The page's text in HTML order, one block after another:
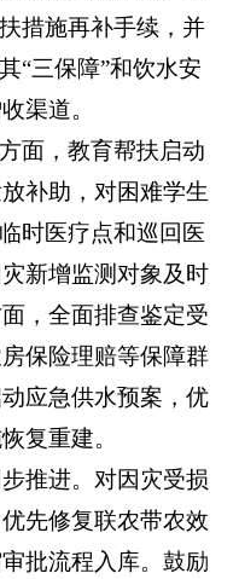
措施再补手续，并
“三保障”和饮水安
渠道。
面，教育帮扶启动
补助，对困难学生
时医疗点和巡回医
新增监测对象及时
，全面排查鉴定受
保险理赔等保障群
应急供水预案，优
复重建。
推进。对因灾受损
先修复联农带农效
批流程入库。鼓励